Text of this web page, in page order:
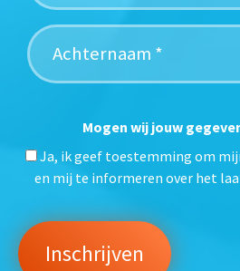
Mogen wij jouw
Ja, ik geef toestemming om
en mij te informeren over het